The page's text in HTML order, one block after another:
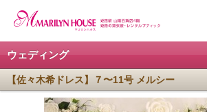
ウェディング
【佐々木希ドレス】７〜11号 メルシー